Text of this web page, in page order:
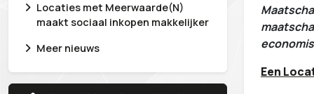
Locaties met Meerwaarde(N)
maakt sociaal inkopen makkelijker
Meer nieuws
Een